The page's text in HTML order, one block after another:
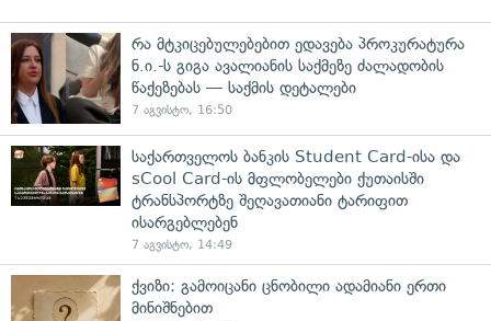
რა მტკიცებულებებით ედავება პროკურატურა
ნ.ი.-ს გიგა ავალიანის საქმეზე ძალადობის
წაქეზებას — საქმის დეტალები
7 აგვისტო, 16:50
საქართველოს ბანკის Student Card-ისა და
sCool Card-ის მფლობელები ქუთაისში
ტრანსპორტზე შეღავათიანი ტარიფით
ისარგებლებენ
7 აგვისტო, 14:49
ქვიზი: გამოიცანი ცნობილი ადამიანი ერთი
მინიშნებით